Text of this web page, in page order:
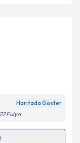
talebi
için bir
Aydınlatma
belirtilen
Haritada Göster
Fulya